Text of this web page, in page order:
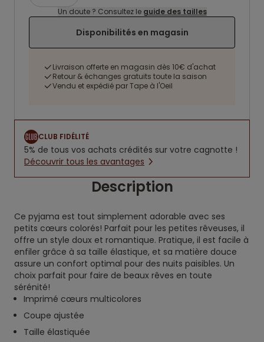
Un doute ? Consultez le guide des tailles
Disponibilités en magasin
Livraison offerte en magasin dès 10€ d'achat
Retour & échanges gratuits toute la saison
Vendu et expédié par Tape à l'Oeil
CLUB FIDÉLITÉ
5% de tous vos achats crédités sur votre cagnotte !
Découvrir tous les avantages
Description
Ce pyjama est tout simplement adorable avec ses
petits cœurs colorés! Parfait pour les petites rêveuses, il
offre un style doux et romantique. Pratique, il est facile à
enfiler grâce à sa taille élastique, et sa matière douce
assure un confort optimal pour des nuits paisibles. Un
choix parfait pour faire de beaux rêves en toute
sérénité!
Imprimé cœurs multicolores
Coupe ajustée
Taille élastiquée